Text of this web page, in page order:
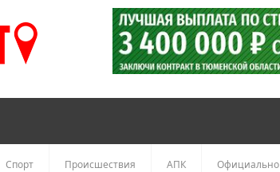
Спорт Происшествия АПК Официально